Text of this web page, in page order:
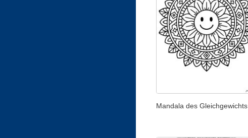
Mandala des Gleichgewichts